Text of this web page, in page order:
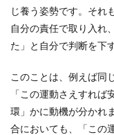
じ養う姿勢です。それ
自分の責任で取り入れ
た」と自分で判断を下
このことは、例えば同
「この運動さえすれ
環」かに動機が分かれ
合においても、「この